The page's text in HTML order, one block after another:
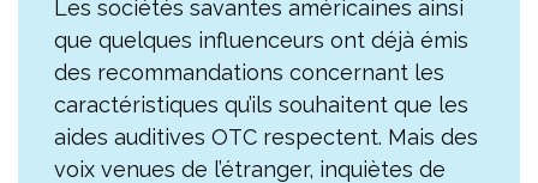
Les sociétés savantes américaines ainsi
que quelques influenceurs ont déjà émis
des recommandations concernant les
caractéristiques qu’ils souhaitent que les
aides auditives OTC respectent. Mais des
voix venues de l’étranger, inquiètes de